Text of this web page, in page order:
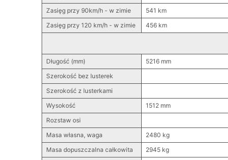
Zasięg przy 90km/h - w zimie
541 km
Zasięg przy 120 km/h - w zimie
456 km
Długość (mm) 5216 mm
Szerokość bez lusterek
Szerokość z lusterkami
Wysokość
1512 mm
Rozstaw osi
Masa własna, waga
2480 kg
Masa dopuszczalna całkowita
2945 kg